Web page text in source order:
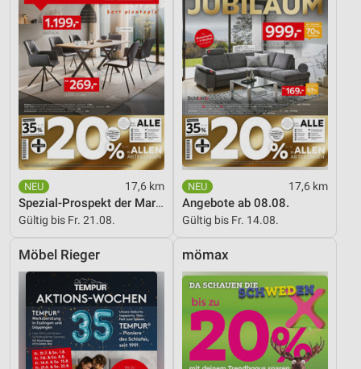
17,6 km
Spezial-Prospekt der Marken
Gültig bis Fr. 21.08.
17,6 km
Angebote ab 08.08.
Gültig bis Fr. 14.08.
Möbel Rieger mömax